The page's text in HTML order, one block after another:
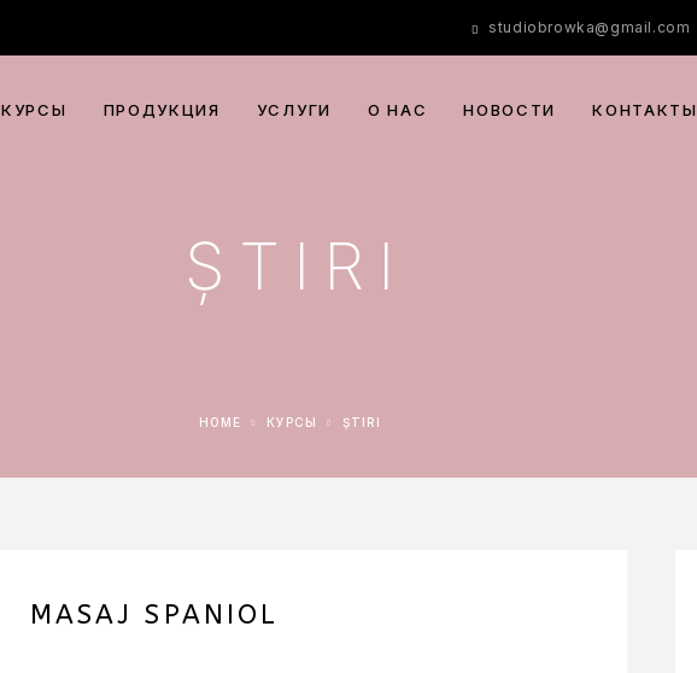
studiobrowka@gmail.com
КУРСЫ ПРОДУКЦИЯ УСЛУГИ О НАС НОВОСТИ КОНТАКТЫ
ȘTIRI
HOME КУРСЫ ȘTIRI
MASAJ SPANIOL